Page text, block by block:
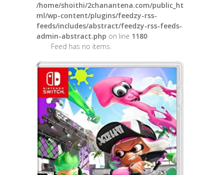
/home/shoithi/2chanantena.com/public_ht
ml/wp-content/plugins/feedzy-rss-
feeds/includes/abstract/feedzy-rss-feeds-
admin-abstract.php on line 1180
Feed has no items.